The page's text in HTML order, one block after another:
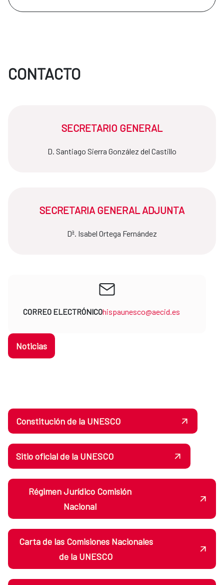
CONTACTO
SECRETARIO GENERAL
D. Santiago Sierra González del Castillo
SECRETARIA GENERAL ADJUNTA
Dª. Isabel Ortega Fernández
CORREO ELECTRÓNICOhispaunesco@aecid.es
Noticias
Constitución de la UNESCO
Sitio oficial de la UNESCO
Régimen Jurídico Comisión
Nacional
Carta de las Comisiones Nacionales
de la UNESCO